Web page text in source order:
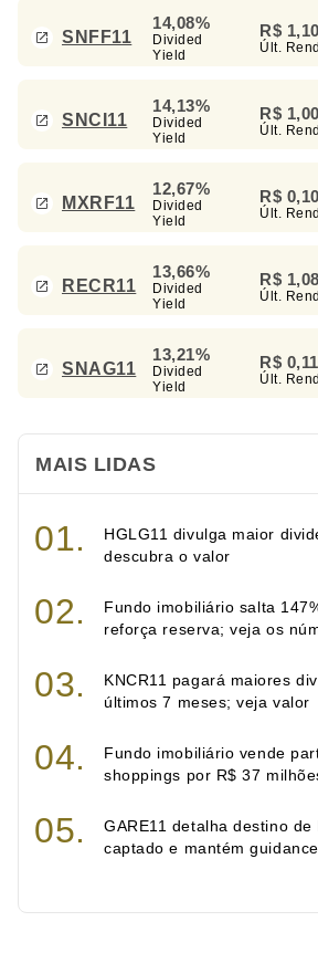
SNFF11
14,08%
Divided
Yield
R$ 1,10
Últ.
SNCI11
14,13%
Divided
Yield
R$ 1,00
Últ.
MXRF11
12,67%
Divided
Yield
R$ 0,10
Últ.
RECR11
13,66%
Divided
Yield
R$ 1,08
Últ.
SNAG11
13,21%
Divided
Yield
R$ 0,11
Últ.
MAIS LIDAS
HGLG11 divulga maior
descubra o valor
Fundo imobiliário salta
reforça reserva; veja os
KNCR11 pagará maiores
últimos 7 meses; veja valor
Fundo imobiliário vende
shoppings por R$ 37
GARE11 detalha destino
captado e mantém